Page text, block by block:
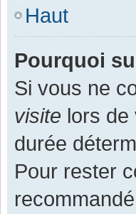
Haut
Pourquoi
Si vous ne
visite lors de
durée
Pour rester